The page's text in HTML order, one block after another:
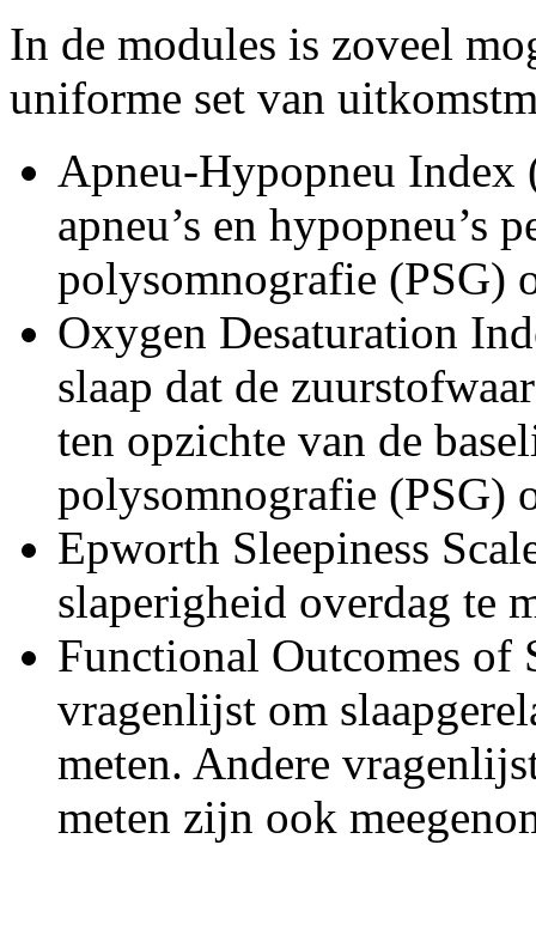
In de modules is zoveel
uniforme set van
Apneu-Hypopneu Index
apneu’s en hypopneu’s
polysomnografie (PSG)
Oxygen Desaturation
slaap dat de
ten opzichte van de
polysomnografie (PSG)
Epworth Sleepiness
slaperigheid overdag te
Functional Outcomes of
vragenlijst om
meten. Andere
meten zijn ook